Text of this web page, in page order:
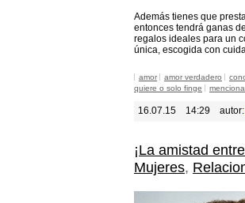
Además tienes que
entonces tendrá ganas
regalos ideales para un
única, escogida con
amor amor verdadero
quiere o solo finge
16.07.15 14:29 autor:
¡La amistad
Mujeres,